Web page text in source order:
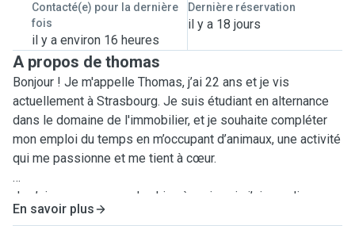
Contacté(e) pour la dernière
fois
il y a environ 16 heures
Dernière réservation
il y a 18 jours
A propos de thomas
Bonjour ! Je m'appelle Thomas, j’ai 22 ans et je vis
actuellement à Strasbourg. Je suis étudiant en alternance
dans le domaine de l'immobilier, et je souhaite compléter
mon emploi du temps en m’occupant d’animaux, une activité
qui me passionne et me tient à cœur.
Je n’ai pas encore eu de chien à moi, mais j’ai grandi avec
un lapin et j’ai vécu en colocation avec un chat, dont je
En savoir plus